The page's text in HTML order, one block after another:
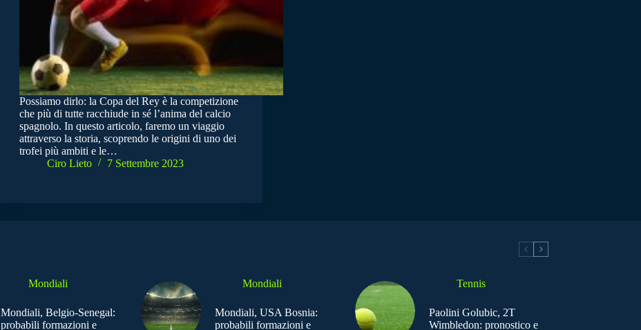
Possiamo dirlo: la Copa del Rey è la competizione
che più di tutte racchiude in sé l’anima del calcio
spagnolo. In questo articolo, faremo un viaggio
attraverso la storia, scoprendo le origini di uno dei
trofei più ambiti e le…
Ciro Lieto
7 Settembre 2023
Mondiali
Mondiali, Belgio-Senegal:
probabili formazioni e
Mondiali
Mondiali, USA Bosnia:
probabili formazioni e
Tennis
Paolini Golubic, 2T
Wimbledon: pronostico e